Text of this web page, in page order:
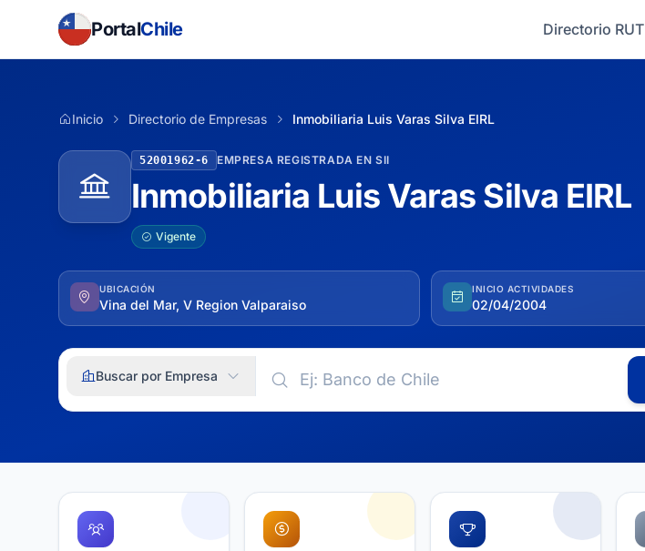
PortalChile Directorio RUT
Inicio Directorio de Empresas Inmobiliaria Luis Varas Silva EIRL
52001962-6 EMPRESA REGISTRADA EN SII
Inmobiliaria Luis Varas Silva EIRL
Vigente
UBICACIÓN
Vina del Mar, V Region Valparaiso
INICIO ACTIVIDADES
02/04/2004
Buscar por Empresa